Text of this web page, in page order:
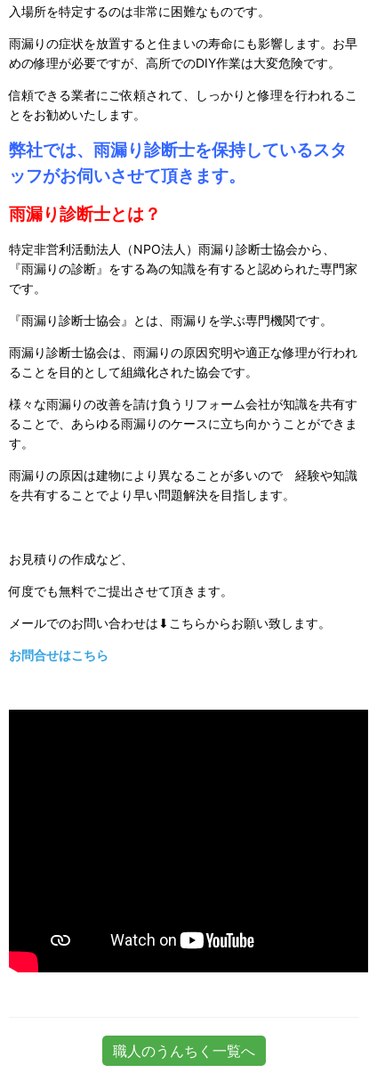
入場所を特定するのは非常に困難なものです。
雨漏りの症状を放置すると住まいの寿命にも影響します。お早
めの修理が必要ですが、高所でのDIY作業は大変危険です。
信頼できる業者にご依頼されて、しっかりと修理を行われるこ
とをお勧めいたします。
弊社では、雨漏り診断士を保持しているスタ
ッフがお伺いさせて頂きます。
雨漏り診断士とは？
特定非営利活動法人（NPO法人）雨漏り診断士協会から、
『雨漏りの診断』をする為の知識を有すると認められた専門家
です。
『雨漏り診断士協会』とは、雨漏りを学ぶ専門機関です。
雨漏り診断士協会は、雨漏りの原因究明や適正な修理が行われ
ることを目的として組織化された協会です。
様々な雨漏りの改善を請け負うリフォーム会社が知識を共有す
ることで、あらゆる雨漏りのケースに立ち向かうことができま
す。
雨漏りの原因は建物により異なることが多いので 経験や知識
を共有することでより早い問題解決を目指します。
お見積りの作成など、
何度でも無料でご提出させて頂きます。
メールでのお問い合わせは⬇こちらからお願い致します。
お問合せはこちら
職人のうんちく一覧へ